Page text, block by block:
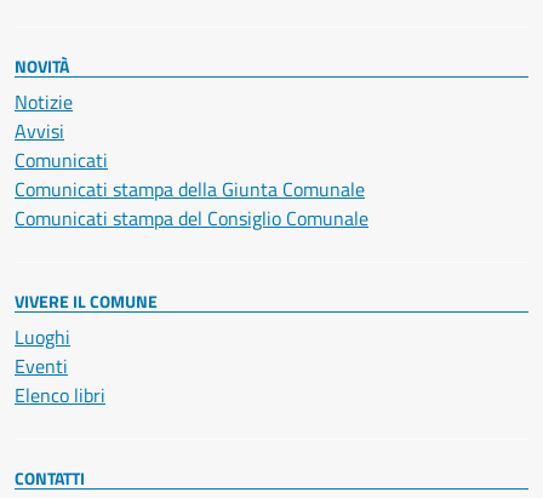
NOVITÀ
Notizie
Avvisi
Comunicati
Comunicati stampa della Giunta Comunale
Comunicati stampa del Consiglio Comunale
VIVERE IL COMUNE
Luoghi
Eventi
Elenco libri
CONTATTI